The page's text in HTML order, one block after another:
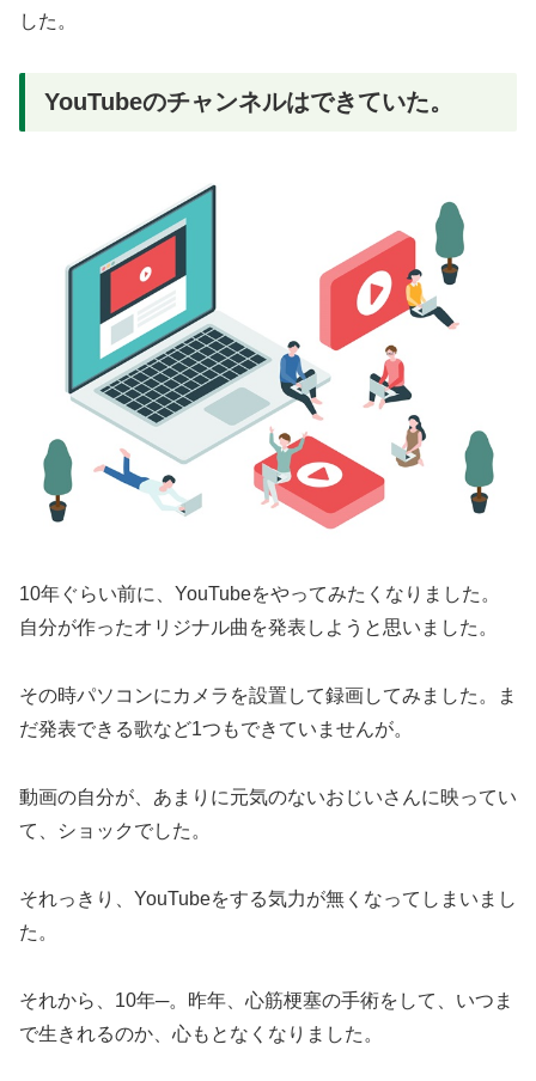
した。
YouTubeのチャンネルはできていた。
10年ぐらい前に、YouTubeをやってみたくなりました。
自分が作ったオリジナル曲を発表しようと思いました。
その時パソコンにカメラを設置して録画してみました。ま
だ発表できる歌など1つもできていませんが。
動画の自分が、あまりに元気のないおじいさんに映ってい
て、ショックでした。
それっきり、YouTubeをする気力が無くなってしまいまし
た。
それから、10年─。昨年、心筋梗塞の手術をして、いつま
で生きれるのか、心もとなくなりました。